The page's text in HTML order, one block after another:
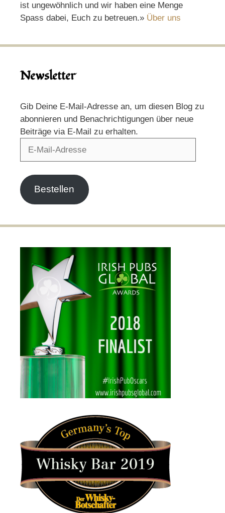
ist ungewöhnlich und wir haben eine Menge
Spass dabei, Euch zu betreuen.» Über uns
Newsletter
Gib Deine E-Mail-Adresse an, um diesen Blog zu
abonnieren und Benachrichtigungen über neue
Beiträge via E-Mail zu erhalten.
Bestellen